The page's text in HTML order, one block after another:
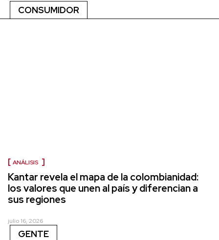
CONSUMIDOR
ANÁLISIS
Kantar revela el mapa de la colombianidad:
los valores que unen al país y diferencian a
sus regiones
julio 16, 2026
GENTE